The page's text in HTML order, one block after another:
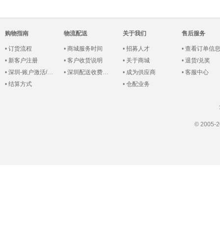
购物指南
• 订货流程
• 新客户注册
• 深圳-账户激活/登录
• 结算方式
物流配送
• 商城服务时间
• 客户收货说明
• 深圳配送收费说明
关于我们
• 招募人才
• 关于商城
• 成为供应商
• 仓配业务
售后服务
• 查看订单信息
• 退货/兑奖
• 客服中心
© 2005-